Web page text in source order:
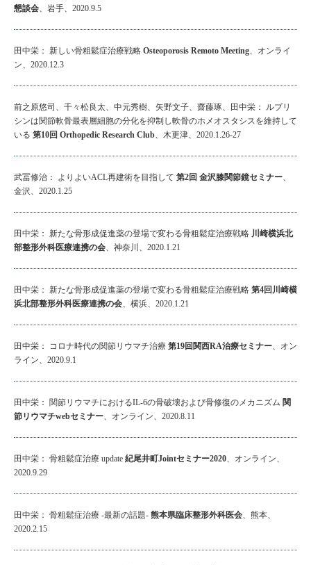
懇談会、岩手、2020.9.5
田中栄： 新しい骨粗鬆症治療戦略 Osteoporosis Remoto Meeting、オンライ
ン、2020.12.3
前之原悠司、千々松良太、中元秀樹、矢野文子、齋藤琢、田中栄： ルブリ
シンは関節軟骨最表層細胞の分化を抑制し軟骨のホメオスタシスを維持して
いる 第10回 Orthopedic Research Club、木更津、2020.1.26-27
武冨修治： よりよいACL再建術を目指して 第2回 金沢膝関節鏡セミナー、
金沢、2020.1.25
田中栄： 新たな骨形成促進薬の登場で変わる骨粗鬆症治療戦略 川崎横浜北
部整形外科医療連携の会、神奈川、2020.1.21
田中栄： 新たな骨形成促進薬の登場で変わる骨粗鬆症治療戦略 第4回川崎横
浜北部整形外科医療連携の会、横浜、2020.1.21
田中栄： コロナ時代の関節リウマチ治療 第19回関西RA治療セミナー、オン
ライン、2020.9.1
田中栄： 関節リウマチにおけるIL-6の骨破壊および骨修復のメカニズム 関
節リウマチwebセミナー、オンライン、2020.8.11
田中栄： 骨粗鬆症治療 update 紀尾井町Jointセミナー2020、オンライン、
2020.9.29
田中栄： 骨粗鬆症治療 -最新の話題- 熊本県臨床整形外科医会、熊本、
2020.2.15